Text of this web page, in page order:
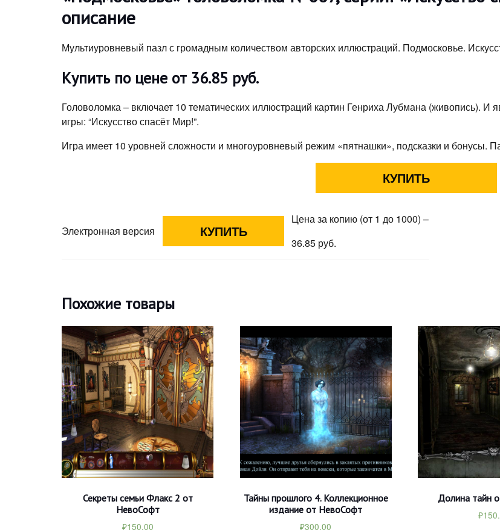
описание
Мультиуровневый пазл с громадным количеством авторских иллюстраций. Подмосковье.
Купить по цене от 36.85 руб.
Головоломка – включает 10 тематических иллюстраций картин Генриха Лубмана (живопись). И
игры: “Искусство спасёт Мир!”.
Игра имеет 10 уровней сложности и многоуровневый режим «пятнашки», подсказки и бонусы.
Электронная версия
Цена за копию (от 1 до 1000) –
36.85 руб.
Похожие товары
Секреты семьи Флакс 2 от
НевоСофт
₽150.00
Тайны прошлого 4. Коллекционное
издание от НевоСофт
₽300.00
Долина тайн
₽